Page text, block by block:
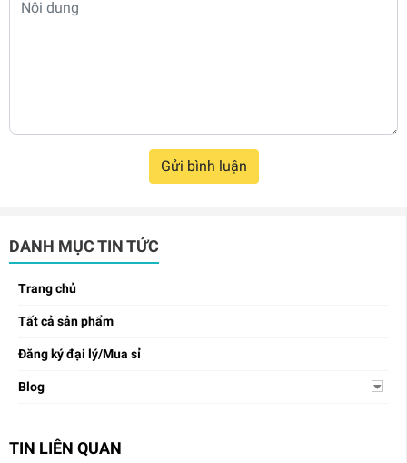
DANH MỤC TIN TỨC
Trang chủ
Tất cả sản phẩm
Đăng ký đại lý/Mua sỉ
Blog
TIN LIÊN QUAN
Gửi bình luận